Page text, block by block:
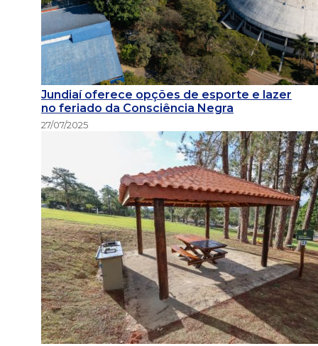
Jundiaí oferece opções de esporte e lazer
no feriado da Consciência Negra
27/07/2025